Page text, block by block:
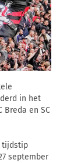
in het
en SC
tijdstip
september